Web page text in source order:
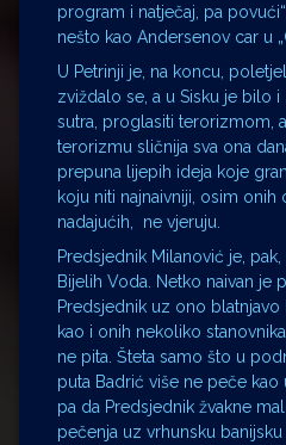
program i natječaj, pa
nešto kao Andersenov car u
U Petrinji je, na koncu,
zviždalo se, a u Sisku je bilo i
sutra, proglasiti terorizmom,
terorizmu sličnija sva ona
prepuna lijepih ideja koje
koju niti najnaivniji, osim
nadajućih, ne vjeruju.
Predsjednik Milanović je,
Bijelih Voda. Netko naivan je
Predsjednik uz ono blatnjavo
kao i onih nekoliko
ne pita. Šteta samo što u
puta Badrić više ne peče kao
pa da Predsjednik žvakne
pečenja uz vrhunsku banijsku